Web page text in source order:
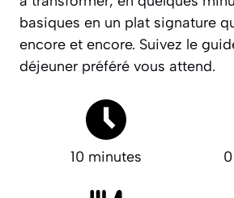
basiques en un plat signature
encore et encore. Suivez le
déjeuner préféré vous attend.
10 minutes